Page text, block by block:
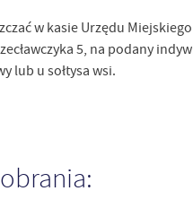
w kasie Urzędu
5, na podany
lub u sołtysa wsi.